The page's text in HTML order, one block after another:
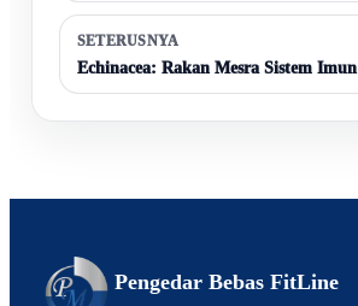
SETERUSNYA
Echinacea: Rakan Mesra Sistem
Pengedar Bebas FitLine